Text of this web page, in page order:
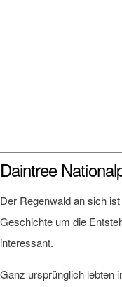
Daintree
Der Regenwald an sich
Geschichte um die
interessant.
Ganz ursprünglich lebten